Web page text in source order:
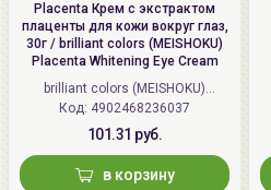
Placenta Крем с экстрактом
плаценты для кожи вокруг глаз,
30г / brilliant colors (MEISHOKU)
Placenta Whitening Eye Cream
brilliant colors (MEISHOKU)
(Япония)
Код: 4902468236037
101.31 руб.
в корзину